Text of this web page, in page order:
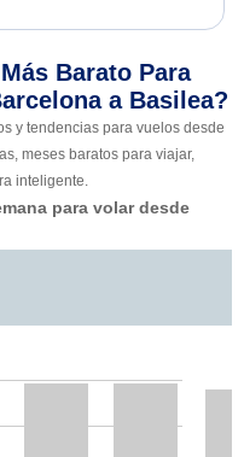
Barato Para
a Basilea?
y tendencias para vuelos desde
meses baratos para viajar,
inteligente.
para volar desde